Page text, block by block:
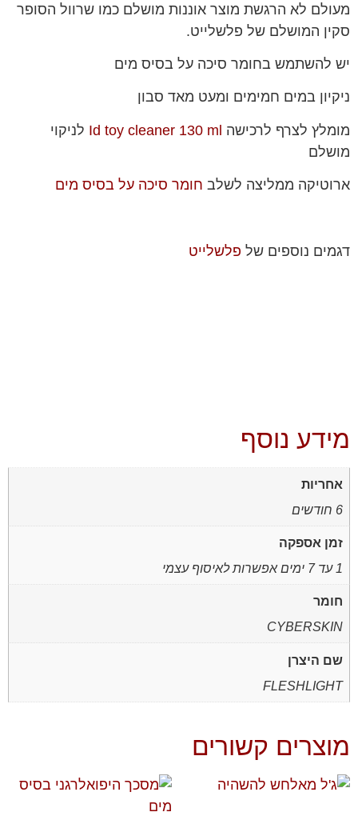
מעולם לא הרגשת מוצר אוננות מושלם כמו שרוול הסופר
סקין המושלם של פלשלייט.
יש להשתמש בחומר סיכה על בסיס מים
ניקיון במים חמימים ומעט מאד סבון
מומלץ לצרף לרכישה Id toy cleaner 130 ml לניקוי
מושלם
ארוטיקה ממליצה לשלב חומר סיכה על בסיס מים
דגמים נוספים של פלשלייט
מידע נוסף
אחריות
6 חודשים
זמן אספקה
1 עד 7 ימים אפשרות לאיסוף עצמי
חומר
CYBERSKIN
שם היצרן
FLESHLIGHT
מוצרים קשורים